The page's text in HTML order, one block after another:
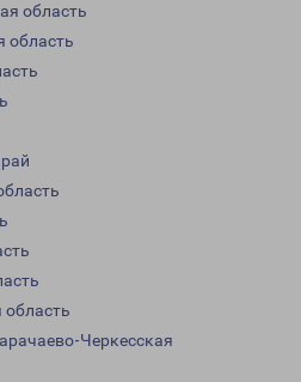
область
область
область
Черкесская